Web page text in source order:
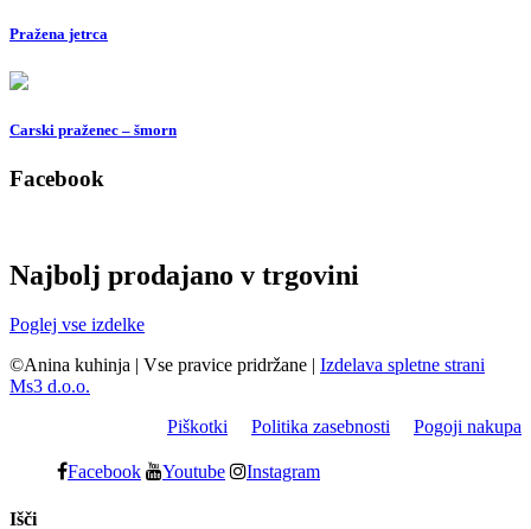
Pražena jetrca
Carski praženec – šmorn
Facebook
Najbolj prodajano v trgovini
Poglej vse izdelke
©Anina kuhinja | Vse pravice pridržane | Izdelava spletne strani
Ms3 d.o.o.
Piškotki
Politika zasebnosti Pogoji nakupa
Facebook Youtube Instagram
Išči